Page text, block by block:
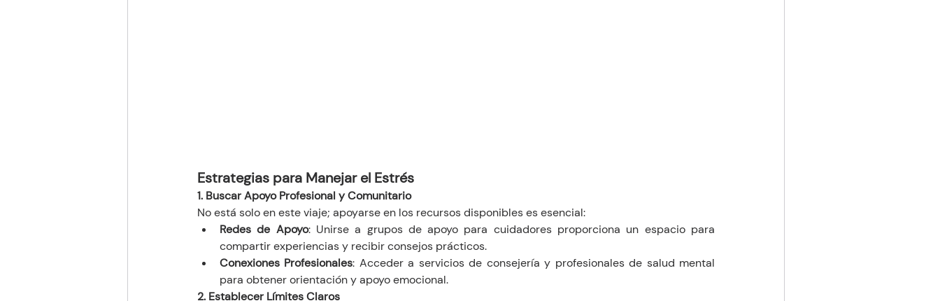
Estrategias para Manejar el Estrés
1. Buscar Apoyo Profesional y Comunitario
No está solo en este viaje; apoyarse en los recursos disponibles es esencial:
Redes de Apoyo: Unirse a grupos de apoyo para cuidadores proporciona un espacio para
compartir experiencias y recibir consejos prácticos.
Conexiones Profesionales: Acceder a servicios de consejería y profesionales de salud mental
para obtener orientación y apoyo emocional.
2. Establecer Límites Claros